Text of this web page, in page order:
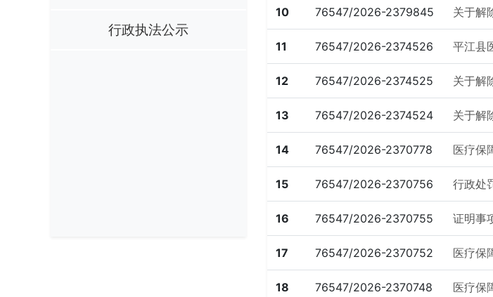
行政执法公示
10 76547/2026-2379845 关于解
11 76547/2026-2374526 平江县
12 76547/2026-2374525 关于解
13 76547/2026-2374524 关于解
14 76547/2026-2370778 医疗保
15 76547/2026-2370756 行政处
16 76547/2026-2370755 证明事
17 76547/2026-2370752 医疗保
18 76547/2026-2370748 医疗保